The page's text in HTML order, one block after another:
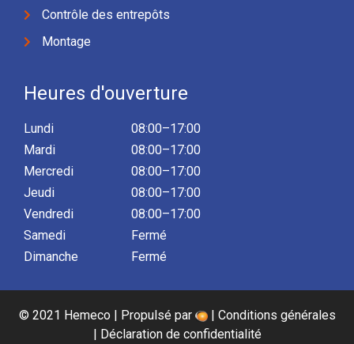
Contrôle des entrepôts
Montage
Heures d'ouverture
Lundi
Mardi
Mercredi
Jeudi
Vendredi
Samedi
Dimanche
08:00–17:00
08:00–17:00
08:00–17:00
08:00–17:00
08:00–17:00
Fermé
Fermé
© 2021 Hemeco | Propulsé par | Conditions générales
| Déclaration de confidentialité